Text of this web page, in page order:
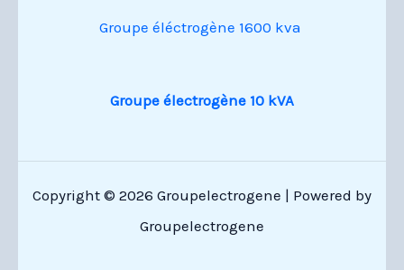
Groupe éléctrogène 1600 kva
Groupe électrogène 10 kVA
Copyright © 2026 Groupelectrogene | Powered by
Groupelectrogene